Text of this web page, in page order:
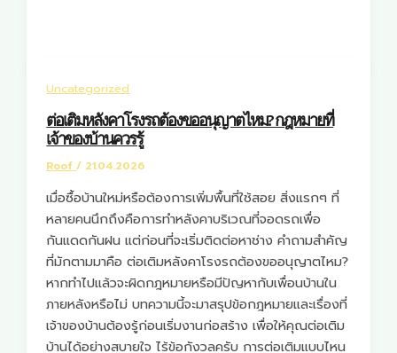
Uncategorized
ต่อเติมหลังคาโรงรถต้องขออนุญาตไหม? กฎหมายที่
เจ้าของบ้านควรรู้
Roof/ 21.04.2026
เมื่อซื้อบ้านใหม่หรือต้องการเพิ่มพื้นที่ใช้สอย สิ่งแรกๆ ที่
หลายคนนึกถึงคือการทำหลังคาบริเวณที่จอดรถเพื่อ
กันแดดกันฝน แต่ก่อนที่จะเริ่มติดต่อหาช่าง คำถามสำคัญ
ที่มักตามมาคือ ต่อเติมหลังคาโรงรถต้องขออนุญาตไหม?
หากทำไปแล้วจะผิดกฎหมายหรือมีปัญหากับเพื่อนบ้านใน
ภายหลังหรือไม่ บทความนี้จะมาสรุปข้อกฎหมายและเรื่องที่
เจ้าของบ้านต้องรู้ก่อนเริ่มงานก่อสร้าง เพื่อให้คุณต่อเติม
บ้านได้อย่างสบายใจ ไร้ข้อกังวลครับ การต่อเติมแบบไหน